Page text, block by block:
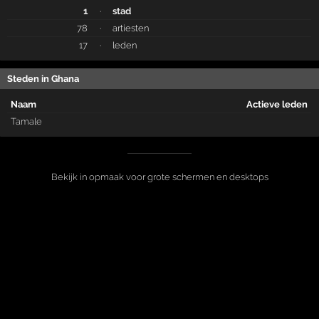
1 ·
stad
78
·
artiesten
17
· leden
Steden in Ghana
Naam
Actieve leden
Tamale
Bekijk in opmaak voor grote schermen en desktops